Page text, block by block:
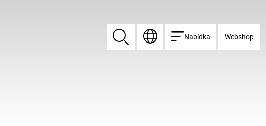
Vyhledat
Vyhledat Nabídka Webshop